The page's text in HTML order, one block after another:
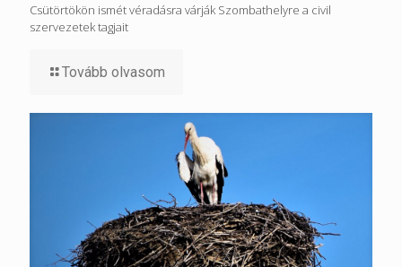
Csütörtökön ismét véradásra várják Szombathelyre a civil
szervezetek tagjait
Tovább olvasom